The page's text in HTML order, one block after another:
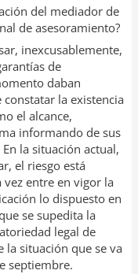
del mediador de
de asesoramiento?
inexcusablemente,
de
daban
la existencia
el alcance,
informando de sus
la situación actual,
el riesgo está
entre en vigor la
lo dispuesto en
se supedita la
legal de
la situación que se va
septiembre.